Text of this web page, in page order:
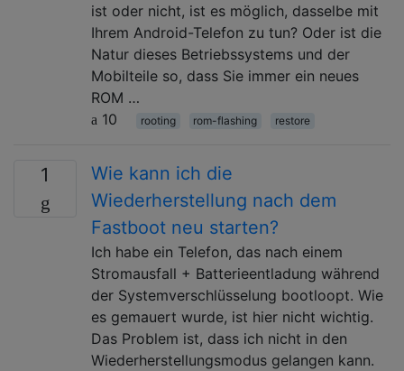
ist oder nicht, ist es möglich, dasselbe mit
Ihrem Android-Telefon zu tun? Oder ist die
Natur dieses Betriebssystems und der
Mobilteile so, dass Sie immer ein neues
ROM …
10
rooting rom-flashing restore
1
Wie kann ich die
Wiederherstellung nach dem
Fastboot neu starten?
Ich habe ein Telefon, das nach einem
Stromausfall + Batterieentladung während
der Systemverschlüsselung bootloopt. Wie
es gemauert wurde, ist hier nicht wichtig.
Das Problem ist, dass ich nicht in den
Wiederherstellungsmodus gelangen kann.